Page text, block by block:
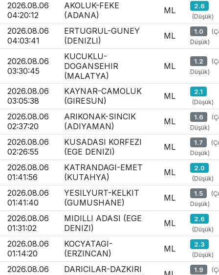
2026.08.06
04:20:12
AKOLUK-FEKE
(ADANA)
ML 2.6
(Düşük)
2026.08.06
04:03:41
ERTUGRUL-GUNEY
(DENIZLI)
ML 1.0
Düşük)
2026.08.06
03:30:45
KUCUKLU-
DOGANSEHIR
(MALATYA)
ML 1.2
Düşük)
2026.08.06
03:05:38
KAYNAR-CAMOLUK
(GIRESUN)
ML 2.1
(Düşük)
2026.08.06
02:37:20
ARIKONAK-SINCIK
(ADIYAMAN)
ML 1.6
Düşük)
2026.08.06
02:26:55
KUSADASI KORFEZI
(EGE DENIZI)
ML 1.7
Düşük)
2026.08.06
01:41:56
KATRANDAGI-EMET
(KUTAHYA)
ML 2.0
(Düşük)
2026.08.06
01:41:40
YESILYURT-KELKIT
(GUMUSHANE)
ML 1.5
Düşük)
2026.08.06
01:31:02
MIDILLI ADASI (EGE
DENIZI)
ML 2.6
(Düşük)
2026.08.06
01:14:20
KOCYATAGI-
(ERZINCAN)
ML 2.3
(Düşük)
2026.08.06
DARICILAR-DAZKIRI
1.9